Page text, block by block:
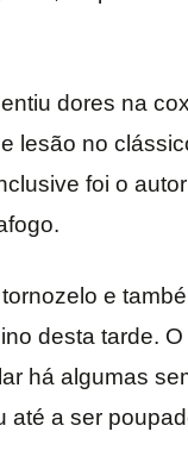
dores na
lesão no
foi o
e
desta tarde.
há algumas
até a ser